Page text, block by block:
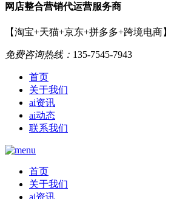
网店整合营销代运营服务商
【淘宝+天猫+京东+拼多多+跨境电商】
免费咨询热线： 135-7545-7943
首页
关于我们
ai资讯
ai动态
联系我们
首页
关于我们